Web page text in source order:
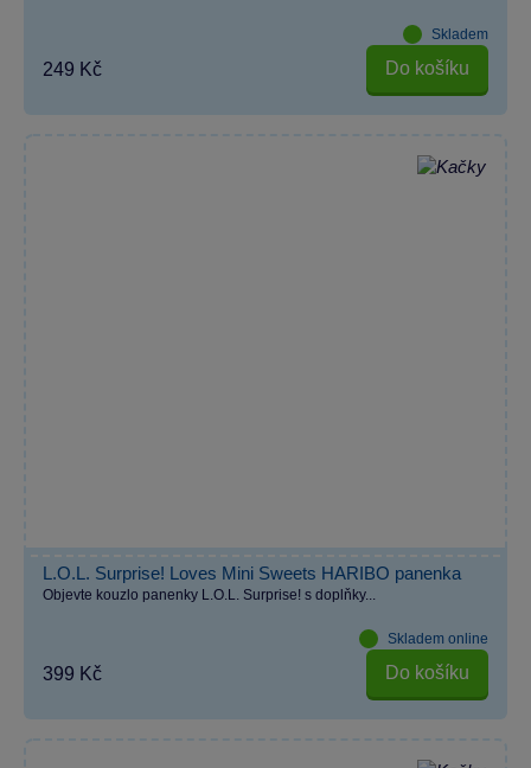
Skladem
249 Kč Do košíku
L.O.L. Surprise! Loves Mini Sweets HARIBO panenka
Objevte kouzlo panenky L.O.L. Surprise! s doplňky...
Skladem online
399 Kč Do košíku